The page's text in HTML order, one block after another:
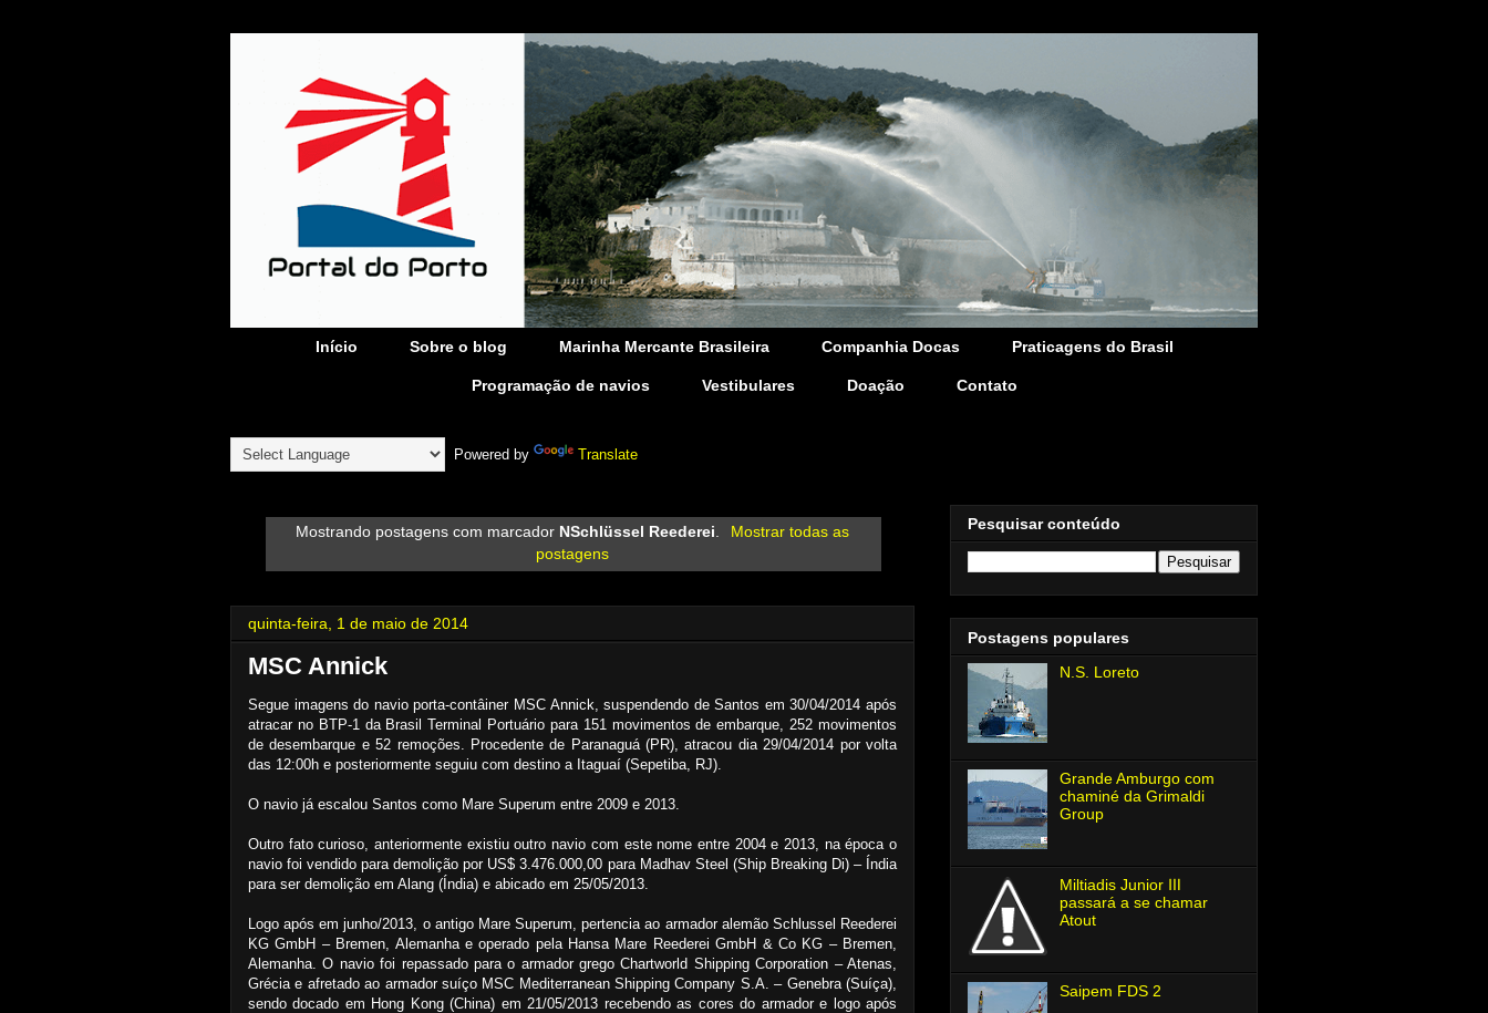
Início Sobre o blog Marinha Mercante Brasileira Companhia Docas Praticagens do Brasil
Programação de navios Vestibulares Doação Contato
Powered by Translate
Mostrando postagens com marcador NSchlüssel Reederei.
Mostrar todas as
postagens
quinta-feira, 1 de maio de 2014
MSC Annick
Segue imagens do navio porta-contâiner MSC Annick, suspendendo de Santos em 30/04/2014 após
atracar no BTP-1 da Brasil Terminal Portuário para 151 movimentos de embarque, 252 movimentos
de desembarque e 52 remoções. Procedente de Paranaguá (PR), atracou dia 29/04/2014 por volta
das 12:00h e posteriormente seguiu com destino a Itaguaí (Sepetiba, RJ).
O navio já escalou Santos como Mare Superum entre 2009 e 2013.
Outro fato curioso, anteriormente existiu outro navio com este nome entre 2004 e 2013, na época o
navio foi vendido para demolição por US$ 3.476.000,00 para Madhav Steel (Ship Breaking Di) – Índia
para ser demolição em Alang (Índia) e abicado em 25/05/2013.
Logo após em junho/2013, o antigo Mare Superum, pertencia ao armador alemão Schlussel Reederei
KG GmbH – Bremen, Alemanha e operado pela Hansa Mare Reederei GmbH & Co KG – Bremen,
Alemanha. O navio foi repassado para o armador grego Chartworld Shipping Corporation – Atenas,
Grécia e afretado ao armador suíço MSC Mediterranean Shipping Company S.A. – Genebra (Suíça),
sendo docado em Hong Kong (China) em 21/05/2013 recebendo as cores do armador e logo após
Pesquisar conteúdo
Postagens populares
N.S. Loreto
Grande Amburgo com
chaminé da Grimaldi
Group
Miltiadis Junior Ⅲ
passará a se chamar
Atout
Saipem FDS 2